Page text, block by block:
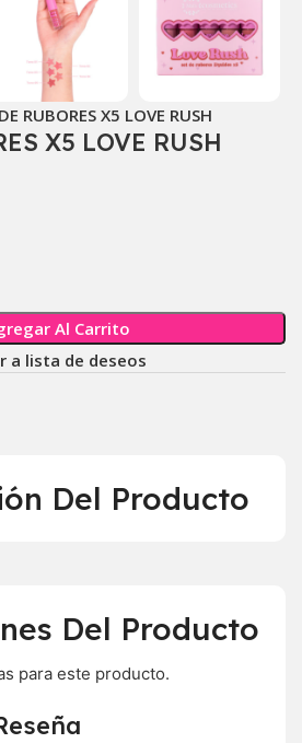
RUBORES X5 LOVE RUSH
X5 LOVE RUSH
Al Carrito
a lista de deseos
Del Producto
Del Producto
para este producto.